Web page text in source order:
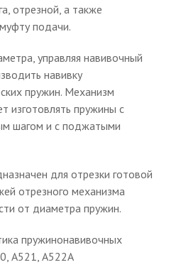
отрезной, а также
подачи.
управляя навивочный
навивку
пружин. Механизм
изготовлять пружины с
шагом и с поджатыми
для отрезки готовой
отрезного механизма
от диаметра пружин.
пружинонавивочных
А521, А522А